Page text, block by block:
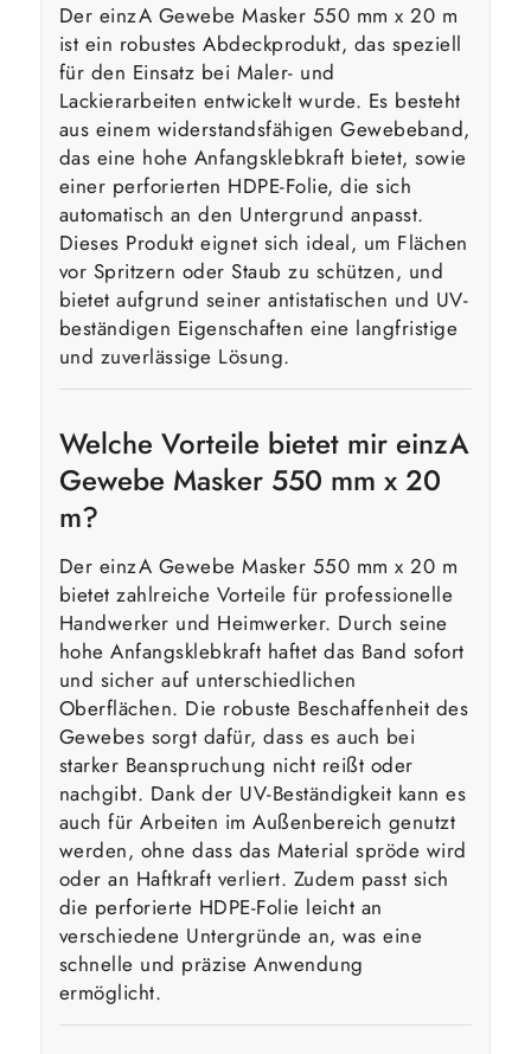
Der einzA Gewebe Masker 550 mm x 20 m
ist ein robustes Abdeckprodukt, das speziell
für den Einsatz bei Maler- und
Lackierarbeiten entwickelt wurde. Es besteht
aus einem widerstandsfähigen Gewebeband,
das eine hohe Anfangsklebkraft bietet, sowie
einer perforierten HDPE-Folie, die sich
automatisch an den Untergrund anpasst.
Dieses Produkt eignet sich ideal, um Flächen
vor Spritzern oder Staub zu schützen, und
bietet aufgrund seiner antistatischen und UV-
beständigen Eigenschaften eine langfristige
und zuverlässige Lösung.
Welche Vorteile bietet mir einzA
Gewebe Masker 550 mm x 20
m?
Der einzA Gewebe Masker 550 mm x 20 m
bietet zahlreiche Vorteile für professionelle
Handwerker und Heimwerker. Durch seine
hohe Anfangsklebkraft haftet das Band sofort
und sicher auf unterschiedlichen
Oberflächen. Die robuste Beschaffenheit des
Gewebes sorgt dafür, dass es auch bei
starker Beanspruchung nicht reißt oder
nachgibt. Dank der UV-Beständigkeit kann es
auch für Arbeiten im Außenbereich genutzt
werden, ohne dass das Material spröde wird
oder an Haftkraft verliert. Zudem passt sich
die perforierte HDPE-Folie leicht an
verschiedene Untergründe an, was eine
schnelle und präzise Anwendung
ermöglicht.